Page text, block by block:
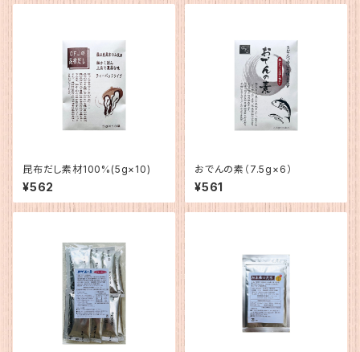
昆布だし素材100%(5g×10)
¥562
おでんの素（7.5g×6）
¥561